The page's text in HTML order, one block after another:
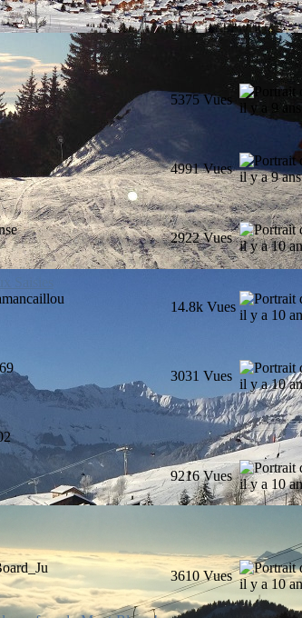
5375 Vues
il y a 9 ans
4991 Vues
il y a 9
2922 Vues
il y a 10
Saisies
14.8k Vues
il y a 10
3031 Vues
il y a 10
9216 Vues
il y a 10
3610 Vues
il y a 10